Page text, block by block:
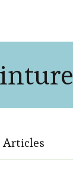
Articles